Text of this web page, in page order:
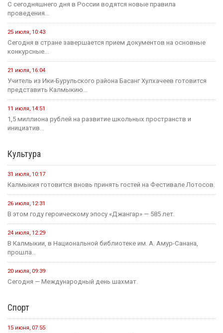
С сегодняшнего дня в России водятся новые правила
проведения...
25 июля, 10:43
Сегодня в стране завершается прием документов на основные
конкурсные...
21 июля, 16:04
Учитель из Ики-Бурульского района Басанг Хулхачеев готовится
представить Калмыкию...
11 июля, 14:51
1,5 миллиона рублей на развитие школьных пространств и
инициатив...
Культура
31 июля, 10:17
Калмыкия готовится вновь принять гостей на Фестивале Лотосов.
26 июля, 12:31
В этом году героическому эпосу «Джангар» — 585 лет.
24 июля, 12:29
В Калмыкии, в Национальной библиотеке им. А. Амур-Санана,
прошла...
20 июля, 09:39
Сегодня — Международный день шахмат.
Спорт
15 июня, 07:55